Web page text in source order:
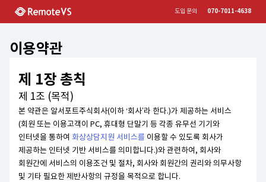
도입 문의 070-7011-4638
이용약관
제 1장 총칙
제 1조 (목적)
본 약관은 알서포트주식회사(이하 ‘회사’라 한다.)가 제공하는 서비스
(회원 또는 이용고객이 PC, 휴대형 단말기 등 각종 유무선 기기와
인터넷을 통하여 화상상담지원 서비스를 이용할 수 있도록 회사가
제공하는 인터넷 기반 서비스를 의미합니다.)와 관련하여, 회사와
회원간에 서비스의 이용조건 및 절차, 회사와 회원간의 권리와 의무사항
및 기타 필요한 제반사항의 규정을 목적으로 합니다.